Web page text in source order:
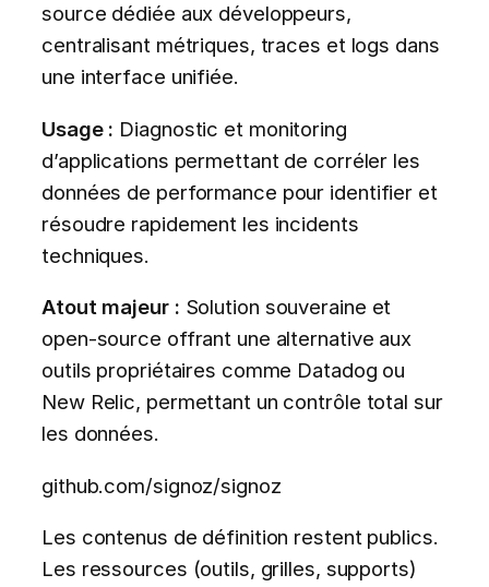
source dédiée aux développeurs,
centralisant métriques, traces et logs dans
une interface unifiée.
Usage : Diagnostic et monitoring
d’applications permettant de corréler les
données de performance pour identifier et
résoudre rapidement les incidents
techniques.
Atout majeur : Solution souveraine et
open-source offrant une alternative aux
outils propriétaires comme Datadog ou
New Relic, permettant un contrôle total sur
les données.
github.com/signoz/signoz
Les contenus de définition restent publics.
Les ressources (outils, grilles, supports)